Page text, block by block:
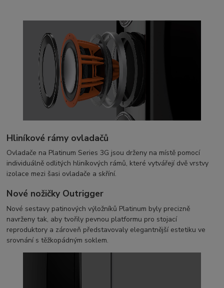
Hliníkové rámy ovladačů
Ovladače na Platinum Series 3G jsou drženy na místě pomocí
individuálně odlitých hliníkových rámů, které vytvářejí dvě vrstvy
izolace mezi šasi ovladače a skříní.
Nové nožičky Outrigger
Nové sestavy patinových výložníků Platinum byly precizně
navrženy tak, aby tvořily pevnou platformu pro stojací
reproduktory a zároveň představovaly elegantnější estetiku ve
srovnání s těžkopádným soklem.